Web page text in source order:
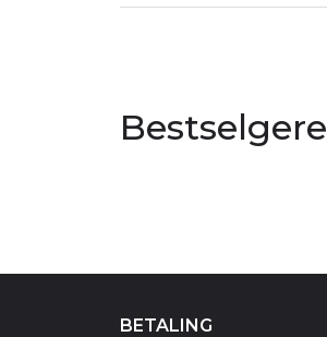
Bestselgere
BETALING